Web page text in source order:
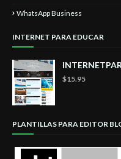
WhatsApp Business
INTERNET PARA EDUCAR
$15.95
PLANTILLAS PARA EDITOR